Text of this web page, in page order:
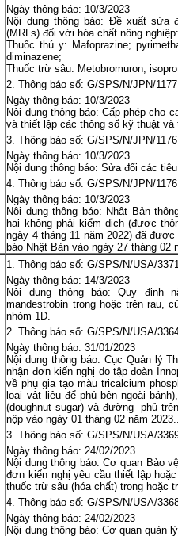
Ngày thông báo: 10/3/2023
Nội dung thông báo: Đề xuất
(MRLs) đối với hóa chất nông
Thuốc thú y: Mafoprazine;
diminazene;
Thuốc trừ sâu: Metobromuron;
Thông báo số: G/SPS/N/JPN/1177
Ngày thông báo: 10/3/2023
Nội dung thông báo: Cấp phép cho
và thiết lập các thông số kỹ thuật và
Thông báo số: G/SPS/N/JPN/1176
Ngày thông báo: 10/3/2023
Nội dung thông báo: Sửa đổi các
Thông báo số: G/SPS/N/JPN/1176
Ngày thông báo: 10/3/2023
Nội dung thông báo: Nhật Bản
hại không phải kiểm dịch (được
ngày 4 tháng 11 năm 2022) đã
báo Nhật Bản vào ngày 27 tháng 02
Thông báo số: G/SPS/N/USA/
Ngày thông báo: 14/3/2023
Nội dung thông báo: Quy định
mandestrobin trong hoặc trên rau,
nhóm 1D.
Thông báo số: G/SPS/N/USA/
Ngày thông báo: 31/01/2023
Nội dung thông báo: Cục Quản lý
nhận đơn kiến nghị do tập đoàn
về phụ gia tạo màu tricalcium
loại vật liệu để phủ bên ngoài
(doughnut sugar) và đường phủ
nộp vào ngày 01 tháng 02 năm
Thông báo số: G/SPS/N/USA/
Ngày thông báo: 24/02/2023
Nội dung thông báo: Cơ quan Bảo
đơn kiến nghị yêu cầu thiết lập
thuốc trừ sâu (hóa chất) trong hoặc
Thông báo số: G/SPS/N/USA/
Ngày thông báo: 24/02/2023
Nội dung thông báo: Cơ quan quản